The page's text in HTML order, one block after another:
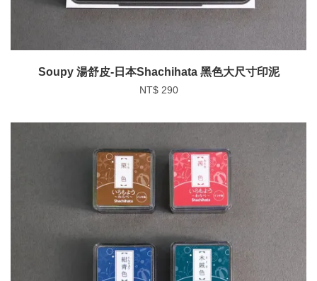
Soupy 湯舒皮-日本Shachihata 黑色大尺寸印泥
NT$ 290